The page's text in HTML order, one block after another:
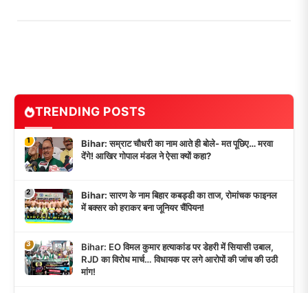
TRENDING POSTS
1
Bihar: सम्राट चौधरी का नाम आते ही बोले- मत पूछिए… मरवा
देंगे! आखिर गोपाल मंडल ने ऐसा क्यों कहा?
2
Bihar: सारण के नाम बिहार कबड्डी का ताज, रोमांचक फाइनल
में बक्सर को हराकर बना जूनियर चैंपियन!
3
Bihar: EO विमल कुमार हत्याकांड पर डेहरी में सियासी उबाल,
RJD का विरोध मार्च… विधायक पर लगे आरोपों की जांच की उठी
मांग!